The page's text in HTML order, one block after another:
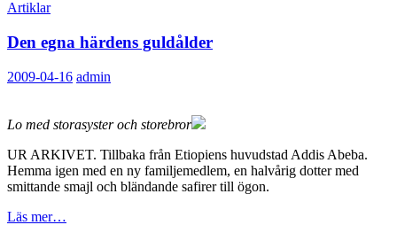
sen
Artiklar
Den egna härdens guldålder
2009-04-16 admin
Lo med storasyster och storebror
UR ARKIVET. Tillbaka från Etiopiens huvudstad Addis Abeba.
Hemma igen med en ny familjemedlem, en halvårig dotter med
smittande smajl och bländande safirer till ögon.
Läs mer…